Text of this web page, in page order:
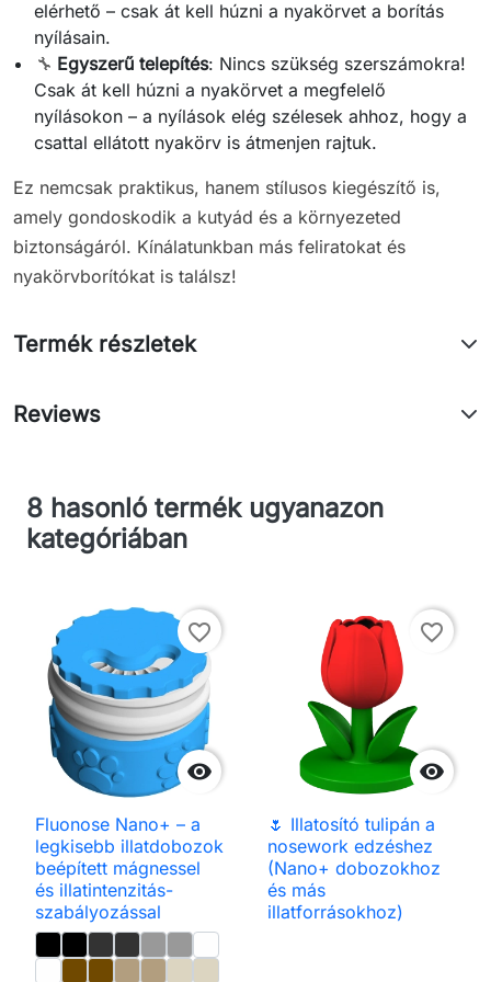
elérhető – csak át kell húzni a nyakörvet a borítás
nyílásain.
🔧 Egyszerű telepítés: Nincs szükség szerszámokra!
Csak át kell húzni a nyakörvet a megfelelő
nyílásokon – a nyílások elég szélesek ahhoz, hogy a
csattal ellátott nyakörv is átmenjen rajtuk.
Ez nemcsak praktikus, hanem stílusos kiegészítő is,
amely gondoskodik a kutyád és a környezeted
biztonságáról. Kínálatunkban más feliratokat és
nyakörvborítókat is találsz!
Termék részletek
Reviews
8 hasonló termék ugyanazon
kategóriában

favorite_border
Fluonose Nano+ – a
legkisebb illatdobozok
beépített mágnessel
és illatintenzitás-
szabályozással

favorite_border
🌷 Illatosító tulipán a
nosework edzéshez
(Nano+ dobozokhoz
és más
illatforrásokhoz)